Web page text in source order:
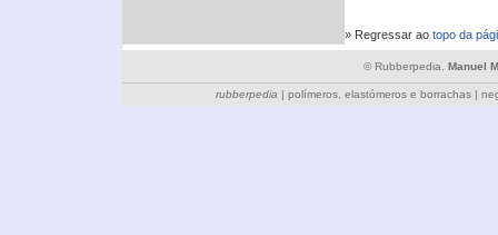
» Regressar ao topo da
© Rubberpedia. Manuel
rubberpedia | polímeros, elastómeros e borrachas |